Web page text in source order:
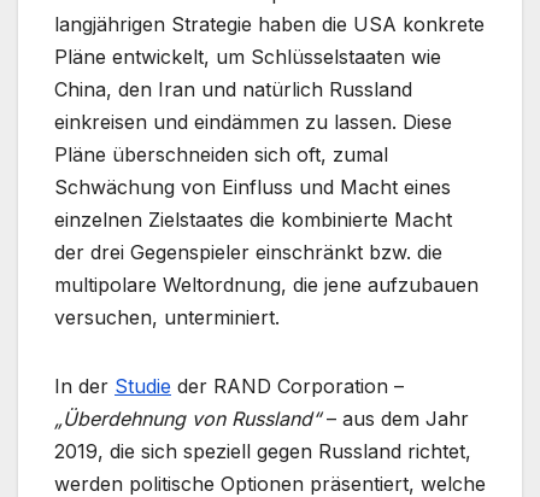
langjährigen Strategie haben die USA konkrete
Pläne entwickelt, um Schlüsselstaaten wie
China, den Iran und natürlich Russland
einkreisen und eindämmen zu lassen. Diese
Pläne überschneiden sich oft, zumal
Schwächung von Einfluss und Macht eines
einzelnen Zielstaates die kombinierte Macht
der drei Gegenspieler einschränkt bzw. die
multipolare Weltordnung, die jene aufzubauen
versuchen, unterminiert.
In der Studie der RAND Corporation –
„Überdehnung von Russland“– aus dem Jahr
2019, die sich speziell gegen Russland richtet,
werden politische Optionen präsentiert, welche